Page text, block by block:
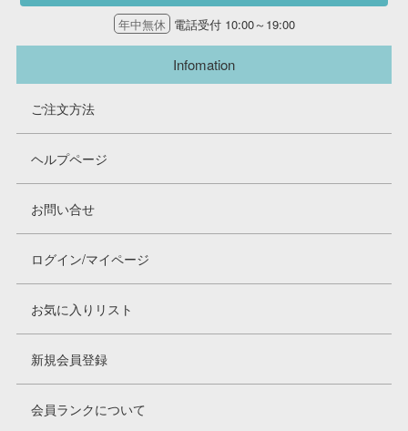
年中無休 電話受付 10:00～19:00
Infomation
ご注文方法
ヘルプページ
お問い合せ
ログイン/マイページ
お気に入りリスト
新規会員登録
会員ランクについて